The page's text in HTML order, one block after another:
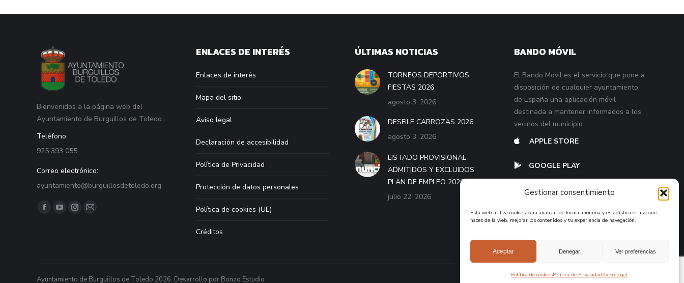
Gestionar consentimiento
Esta web utiliza cookies para analizar de forma anónima y estadística el uso que
haces de la web, mejorar los contenidos y tu experiencia de navegación.
Aceptar Denegar Ver preferencias
Política de cookiesPolítica de PrivacidadAviso legal
Bienvenidos a la página web del
Ayuntamiento de Burguillos de Toledo.
Teléfono:
925 393 055
Correo electrónico:
ayuntamiento@burguillosdetoledo.org
Find us on:
Facebook
new
window
YouTube
new
window
Instagram
new
window
Mail
new
window
ENLACES DE INTERÉS
Enlaces de interés
Mapa del sitio
Aviso legal
Declaración de accesibilidad
Política de Privacidad
Protección de datos personales
Política de cookies (UE)
Créditos
ÚLTIMAS NOTICIAS
TORNEOS DEPORTIVOS
FIESTAS 2026
agosto 3, 2026
DESFILE CARROZAS 2026
agosto 3, 2026
LISTADO PROVISIONAL
ADMITIDOS Y EXCLUIDOS
PLAN DE EMPLEO 2026
julio 22, 2026
BANDO MÓVIL
El Bando Móvil es el servicio que pone a
disposición de cualquier ayuntamiento
de España una aplicación móvil
destinada a mantener informados a los
vecinos del municipio.
APPLE STORE
GOOGLE PLAY
Ayuntamiento de Burguillos de Toledo 2026. Desarrollo por Bonzo Estudio